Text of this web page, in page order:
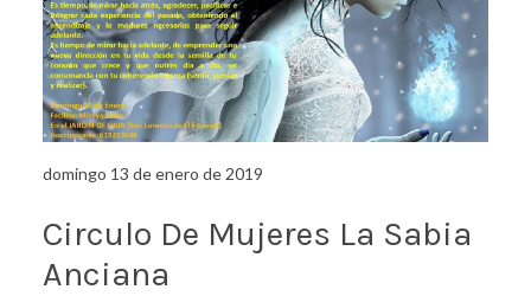
domingo 13 de enero de 2019
Circulo De Mujeres La Sabia
Anciana